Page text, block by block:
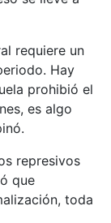
requiere un
Hay
prohibió el
es algo
represivos
que
toda